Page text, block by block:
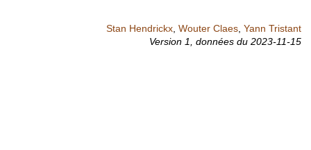
Stan Hendrickx Wouter Claes Yann Tristant
Version 1, données du 2023-11-15